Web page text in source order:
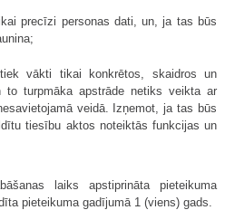
precīzi personas dati, un, ja tas būs
vākti tikai konkrētos, skaidros un
to turpmāka apstrāde netiks veikta ar
veidā. Izņemot, ja tas būs
tiesību aktos noteiktās funkcijas un
laiks apstiprināta pieteikuma
pieteikuma gadījumā 1 (viens) gads.